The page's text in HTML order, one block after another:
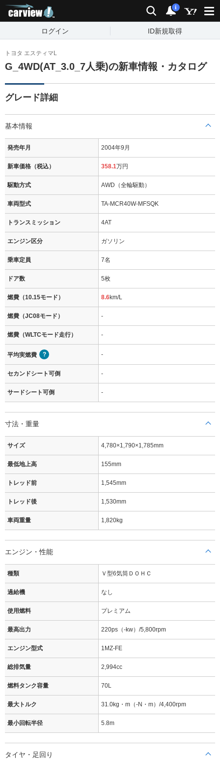
検索 通知
i
ログイン ID新規取得
トヨタ エスティマL
G_4WD(AT_3.0_7人乗)の新車情報・カタログ
グレード詳細
基本情報
発売年月 2004年9月
新車価格（税込） 358.1万円
駆動方式 AWD（全輪駆動）
車両型式 TA-MCR40W-MFSQK
トランスミッション 4AT
エンジン区分 ガソリン
乗車定員 7名
ドア数 5枚
燃費（10.15モード） 8.6km/L
燃費（JC08モード） -
燃費（WLTCモード走行） -
平均実燃費 -
セカンドシート可倒 -
サードシート可倒 -
寸法・重量
サイズ 4,780×1,790×1,785mm
最低地上高 155mm
トレッド前 1,545mm
トレッド後 1,530mm
車両重量 1,820kg
エンジン・性能
種類 Ｖ型6気筒ＤＯＨＣ
過給機 なし
使用燃料 プレミアム
最高出力 220ps（-kw）/5,800rpm
エンジン型式 1MZ-FE
総排気量 2,994cc
燃料タンク容量 70L
最大トルク 31.0kg・m（-N・m）/4,400rpm
最小回転半径 5.8m
タイヤ・足回り